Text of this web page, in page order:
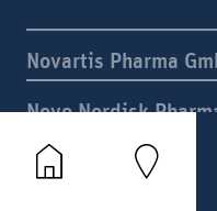
 
Novartis Pharma
Novo Nordisk
Orphalan